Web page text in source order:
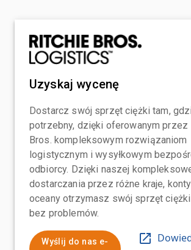
Uzyskaj wycenę
Dostarcz swój sprzęt ciężki tam,
potrzebny, dzięki oferowanym przez
Bros. kompleksowym rozwiązaniom
logistycznym i wysyłkowym
odbiorcy. Dzięki naszej
dostarczania przez różne kraje,
oceany otrzymasz swój sprzęt
bez problemów.
Wyślij do nas e-